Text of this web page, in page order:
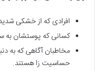
افرادی که از خشکی
کسانی که پوستشان به
مخاطبان آگاهی که به
حساسیت زا هستند.